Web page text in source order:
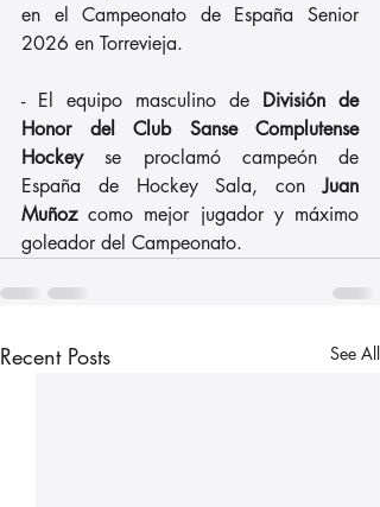
en el Campeonato de España Senior
2026 en Torrevieja.
- El equipo masculino de División de
Honor del Club Sanse Complutense
Hockey se proclamó campeón de
España de Hockey Sala, con Juan
Muñoz como mejor jugador y máximo
goleador del Campeonato.
Recent Posts See All